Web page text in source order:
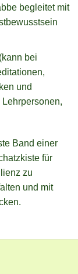
begleitet mit
(kann bei
und
Band einer
für
zu
und mit